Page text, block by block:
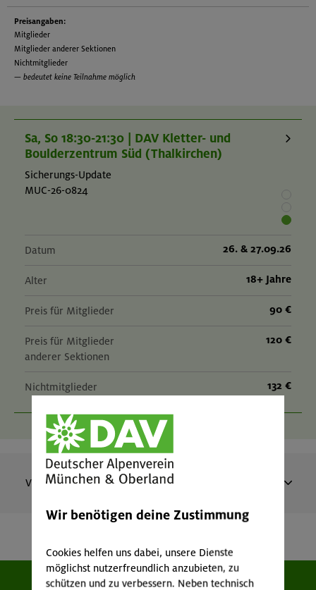
Wiederholung der Inhalte des Aufbaukurses Klettern indoor
Voraussetzung:
Technische Fähigkeiten:
Länger zurückliegender Aufbaukurs Klettern indoor bzw. selbst
erworbene Kenntnisse und Fähigkeiten
Preisangaben:
Mitglieder
Mitglieder anderer Sektionen
Nichtmitglieder
— bedeutet keine Teilnahme möglich
Sa, So 18:30-21:30 | DAV Kletter- und
Boulderzentrum Süd (Thalkirchen)
Sicherungs-Update
MUC-26-0824
Datum 26. & 27.09.26
Alter 18+ Jahre
Preis für Mitglieder 90 €
Preis für Mitglieder
anderer Sektionen
120 €
Nichtmitglieder 132 €
Vergangene Veranstaltungen
Sa, So 12:45-15:45 | DAV Kletter- und
Sicherungs-Update
OL-26-0985
Wir benötigen deine Zustimmung
Cookies helfen uns dabei, unsere Dienste
möglichst nutzerfreundlich anzubieten, zu
schützen und zu verbessern. Neben technisch